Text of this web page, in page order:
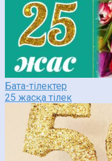
Бата-тілектер
25 жасқа тілек